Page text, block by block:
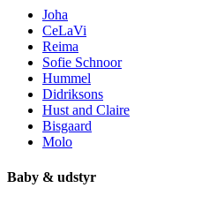
Joha
CeLaVi
Reima
Sofie Schnoor
Hummel
Didriksons
Hust and Claire
Bisgaard
Molo
Baby & udstyr